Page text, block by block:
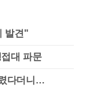
발견"
대 파문
다더니…